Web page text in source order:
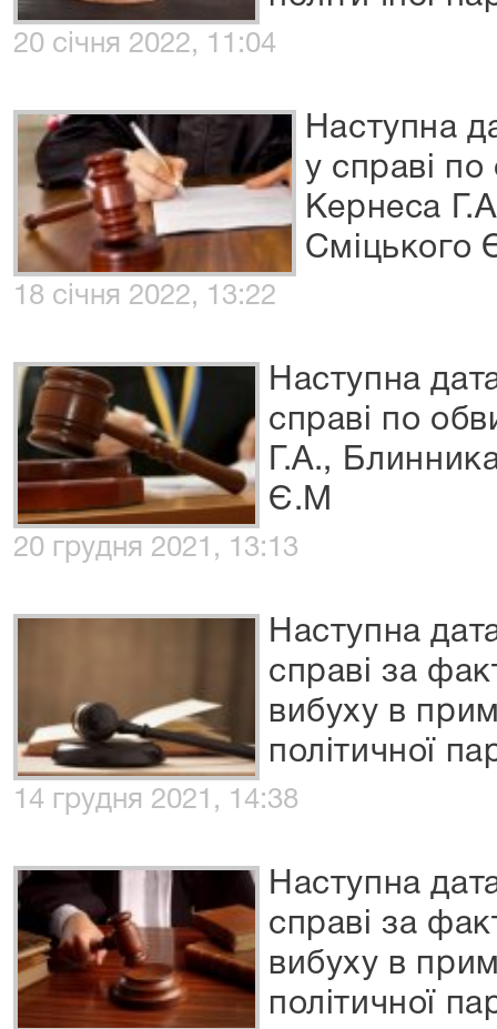
20 січня 2022, 11:04
Наступна
у справі
Кернеса
Сміцького
18 січня 2022, 13:22
Наступна
справі по
Г.А.,
Є.М
20 грудня 2021, 13:13
Наступна
справі за
вибуху в
політичної
14 грудня 2021, 14:38
Наступна
справі за
вибуху в
політичної